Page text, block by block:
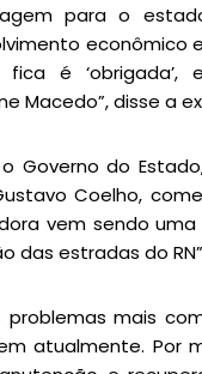
para o
econômico
é ‘obrigada’,
Macedo”, disse a
Governo do
Coelho,
vem sendo
das estradas do
problemas mais
atualmente. Por